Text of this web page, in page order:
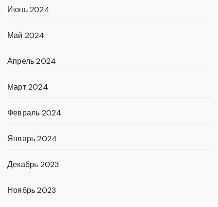
Июнь 2024
Май 2024
Апрель 2024
Март 2024
Февраль 2024
Январь 2024
Декабрь 2023
Ноябрь 2023